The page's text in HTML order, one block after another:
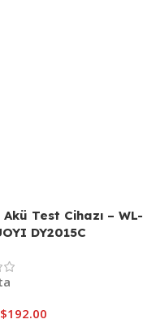
Akü Test Cihazı – WL-
DY2015C
$192.00